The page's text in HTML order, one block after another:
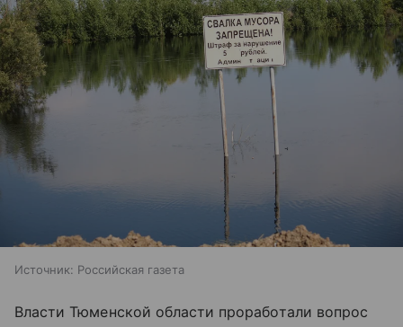
Источник: Российская газета
Власти Тюменской области проработали вопрос